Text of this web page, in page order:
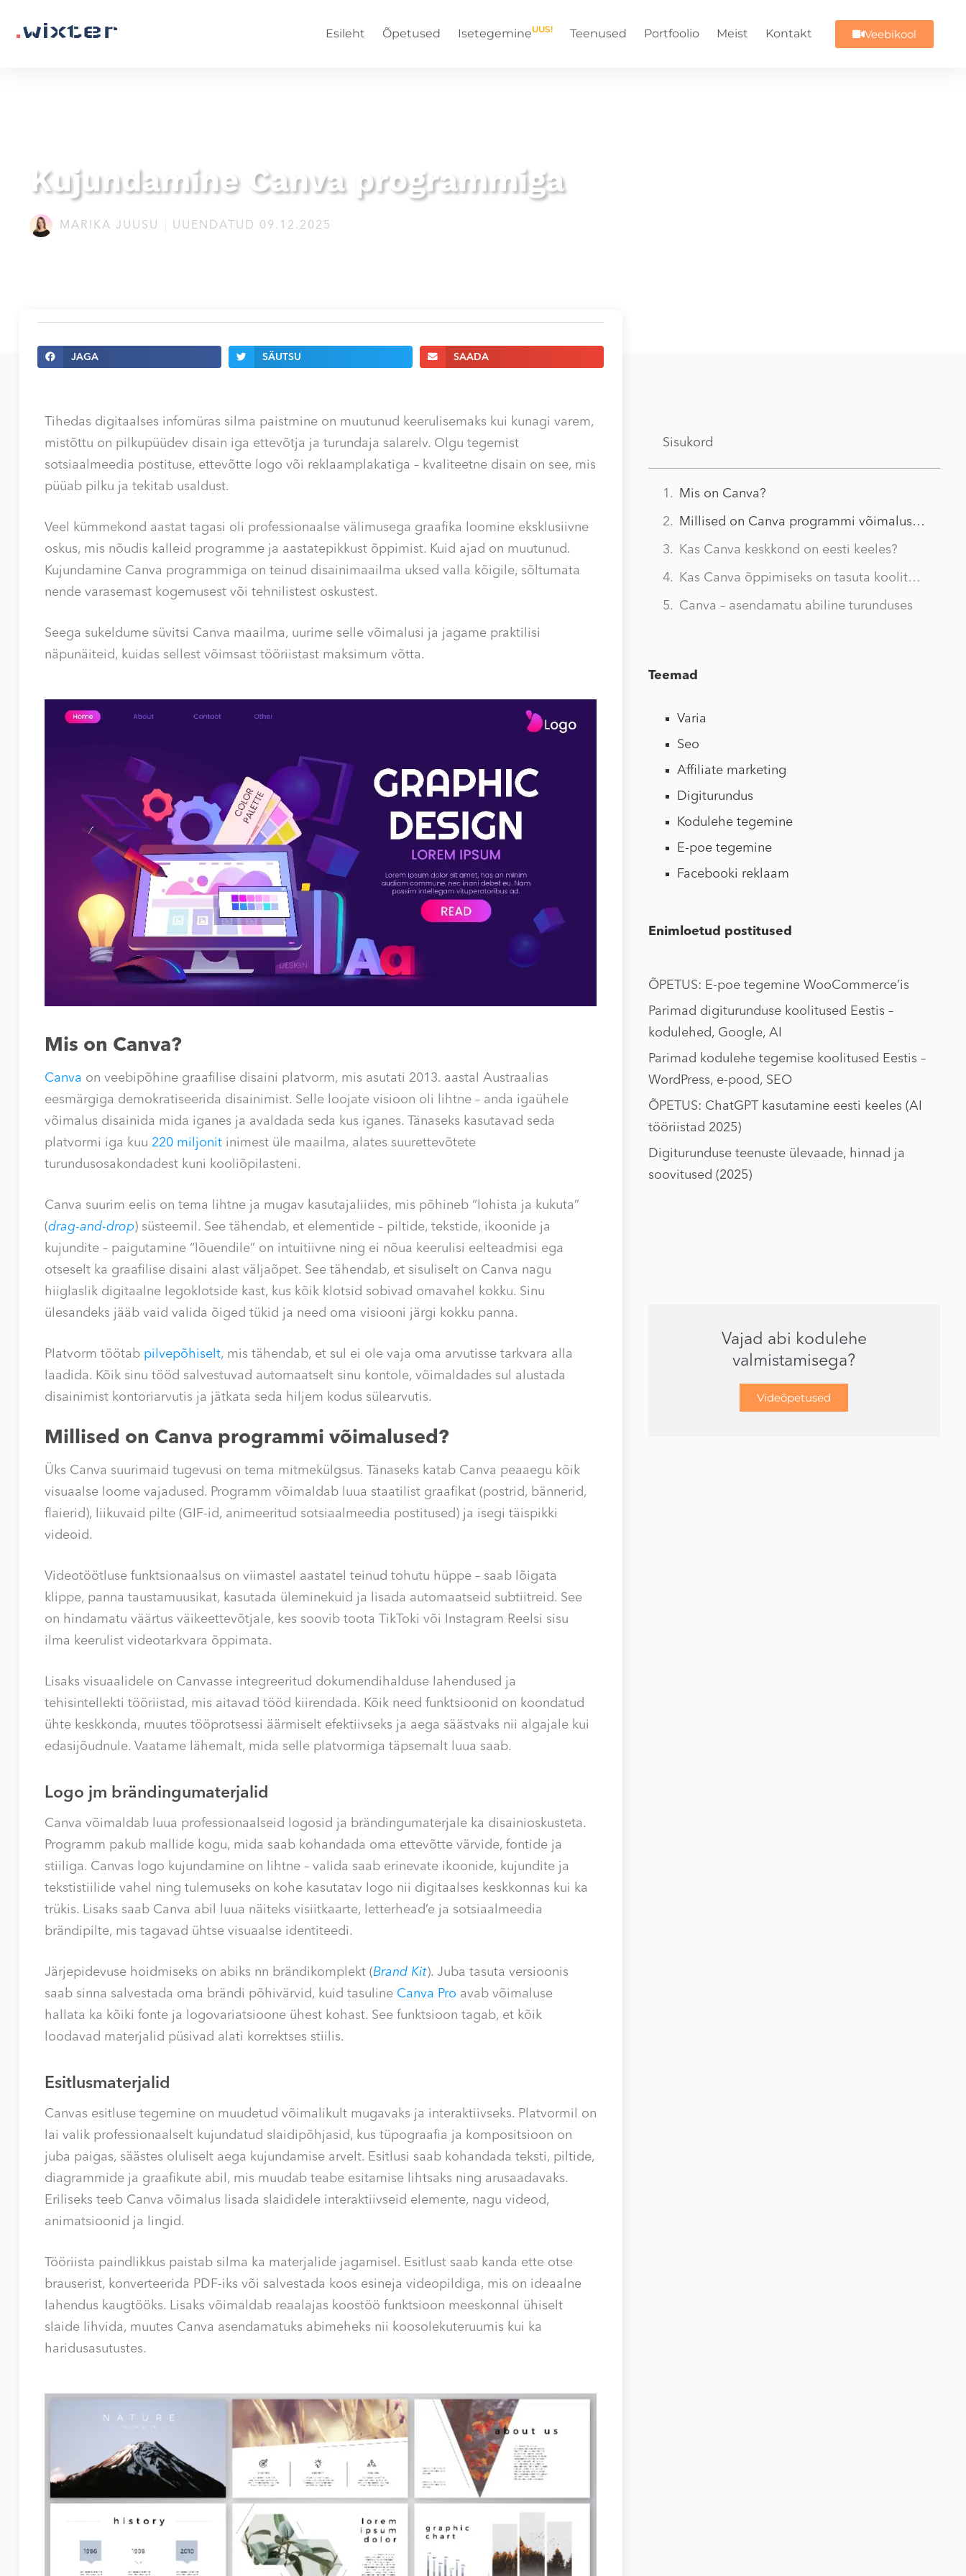
Esileht Õpetused IsetegemineUUS! Teenused Portfoolio Meist Kontakt Veebikool
Kujundamine Canva programmiga
MARIKA JUUSU UUENDATUD 09.12.2025
JAGA SÄUTSU SAADA
Tihedas digitaalses infomüras silma paistmine on muutunud keerulisemaks kui kunagi varem,
mistõttu on pilkupüüdev disain iga ettevõtja ja turundaja salarelv. Olgu tegemist
sotsiaalmeedia postituse, ettevõtte logo või reklaamplakatiga – kvaliteetne disain on see, mis
püüab pilku ja tekitab usaldust.
Veel kümmekond aastat tagasi oli professionaalse välimusega graafika loomine eksklusiivne
oskus, mis nõudis kalleid programme ja aastatepikkust õppimist. Kuid ajad on muutunud.
Kujundamine Canva programmiga on teinud disainimaailma uksed valla kõigile, sõltumata
nende varasemast kogemusest või tehnilistest oskustest.
Seega sukeldume süvitsi Canva maailma, uurime selle võimalusi ja jagame praktilisi
näpunäiteid, kuidas sellest võimsast tööriistast maksimum võtta.
Mis on Canva?
Canva on veebipõhine graafilise disaini platvorm, mis asutati 2013. aastal Austraalias
eesmärgiga demokratiseerida disainimist. Selle loojate visioon oli lihtne – anda igaühele
võimalus disainida mida iganes ja avaldada seda kus iganes. Tänaseks kasutavad seda
platvormi iga kuu 220 miljonit inimest üle maailma, alates suurettevõtete
turundusosakondadest kuni kooliõpilasteni.
Canva suurim eelis on tema lihtne ja mugav kasutajaliides, mis põhineb “lohista ja kukuta”
(drag-and-drop) süsteemil. See tähendab, et elementide – piltide, tekstide, ikoonide ja
kujundite – paigutamine “lõuendile” on intuitiivne ning ei nõua keerulisi eelteadmisi ega
otseselt ka graafilise disaini alast väljaõpet. See tähendab, et sisuliselt on Canva nagu
hiiglaslik digitaalne legoklotside kast, kus kõik klotsid sobivad omavahel kokku. Sinu
ülesandeks jääb vaid valida õiged tükid ja need oma visiooni järgi kokku panna.
Platvorm töötab pilvepõhiselt, mis tähendab, et sul ei ole vaja oma arvutisse tarkvara alla
laadida. Kõik sinu tööd salvestuvad automaatselt sinu kontole, võimaldades sul alustada
disainimist kontoriarvutis ja jätkata seda hiljem kodus sülearvutis.
Millised on Canva programmi võimalused?
Üks Canva suurimaid tugevusi on tema mitmekülgsus. Tänaseks katab Canva peaaegu kõik
visuaalse loome vajadused. Programm võimaldab luua staatilist graafikat (postrid, bännerid,
flaierid), liikuvaid pilte (GIF-id, animeeritud sotsiaalmeedia postitused) ja isegi täispikki
videoid.
Videotöötluse funktsionaalsus on viimastel aastatel teinud tohutu hüppe – saab lõigata
klippe, panna taustamuusikat, kasutada üleminekuid ja lisada automaatseid subtiitreid. See
on hindamatu väärtus väikeettevõtjale, kes soovib toota TikToki või Instagram Reelsi sisu
ilma keerulist videotarkvara õppimata.
Lisaks visuaalidele on Canvasse integreeritud dokumendihalduse lahendused ja
tehisintellekti tööriistad, mis aitavad tööd kiirendada. Kõik need funktsioonid on koondatud
ühte keskkonda, muutes tööprotsessi äärmiselt efektiivseks ja aega säästvaks nii algajale kui
edasijõudnule. Vaatame lähemalt, mida selle platvormiga täpsemalt luua saab.
Logo jm brändingumaterjalid
Canva võimaldab luua professionaalseid logosid ja brändingumaterjale ka disainioskusteta.
Programm pakub mallide kogu, mida saab kohandada oma ettevõtte värvide, fontide ja
stiiliga. Canvas logo kujundamine on lihtne – valida saab erinevate ikoonide, kujundite ja
tekstistiilide vahel ning tulemuseks on kohe kasutatav logo nii digitaalses keskkonnas kui ka
trükis. Lisaks saab Canva abil luua näiteks visiitkaarte, letterhead’e ja sotsiaalmeedia
brändipilte, mis tagavad ühtse visuaalse identiteedi.
Järjepidevuse hoidmiseks on abiks nn brändikomplekt (Brand Kit). Juba tasuta versioonis
saab sinna salvestada oma brändi põhivärvid, kuid tasuline Canva Pro avab võimaluse
hallata ka kõiki fonte ja logovariatsioone ühest kohast. See funktsioon tagab, et kõik
loodavad materjalid püsivad alati korrektses stiilis.
Esitlusmaterjalid
Canvas esitluse tegemine on muudetud võimalikult mugavaks ja interaktiivseks. Platvormil on
lai valik professionaalselt kujundatud slaidipõhjasid, kus tüpograafia ja kompositsioon on
juba paigas, säästes oluliselt aega kujundamise arvelt. Esitlusi saab kohandada teksti, piltide,
diagrammide ja graafikute abil, mis muudab teabe esitamise lihtsaks ning arusaadavaks.
Eriliseks teeb Canva võimalus lisada slaididele interaktiivseid elemente, nagu videod,
animatsioonid ja lingid.
Tööriista paindlikkus paistab silma ka materjalide jagamisel. Esitlust saab kanda ette otse
brauserist, konverteerida PDF-iks või salvestada koos esineja videopildiga, mis on ideaalne
lahendus kaugtööks. Lisaks võimaldab reaalajas koostöö funktsioon meeskonnal ühiselt
slaide lihvida, muutes Canva asendamatuks abimeheks nii koosolekuteruumis kui ka
haridusasutustes.
Sisukord
Mis on Canva?
Millised on Canva programmi võimalused?
Kas Canva keskkond on eesti keeles?
Kas Canva õppimiseks on tasuta koolitusi?
Canva – asendamatu abiline turunduses
Teemad
Varia
Seo
Affiliate marketing
Digiturundus
Kodulehe tegemine
E-poe tegemine
Facebooki reklaam
Enimloetud postitused
ÕPETUS: E-poe tegemine WooCommerce’is
Parimad digiturunduse koolitused Eestis –
kodulehed, Google, AI
Parimad kodulehe tegemise koolitused Eestis –
WordPress, e-pood, SEO
ÕPETUS: ChatGPT kasutamine eesti keeles (AI
tööriistad 2025)
Digiturunduse teenuste ülevaade, hinnad ja
soovitused (2025)
Vajad abi kodulehe
valmistamisega?
Videõpetused